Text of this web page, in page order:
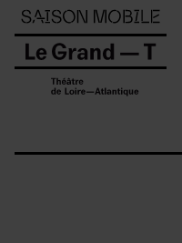
Panneau de gestion des